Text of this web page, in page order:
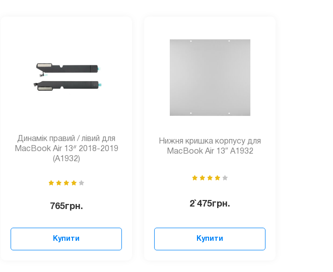
Динамік правий / лівий для
MacBook Air 13ᐥ 2018-2019
(A1932)
765грн.
Купити
Нижня кришка корпусу для
MacBook Air 13″ A1932
2`475грн.
Купити